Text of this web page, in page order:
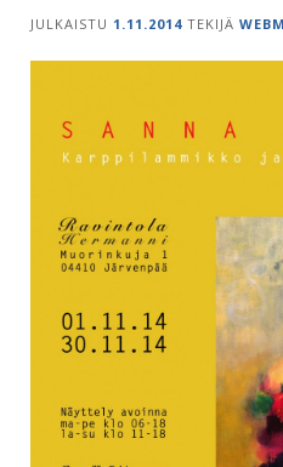
JULKAISTU 1.11.2014 TEKIJÄ